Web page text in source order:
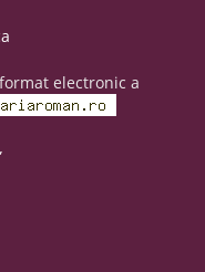
electronic a